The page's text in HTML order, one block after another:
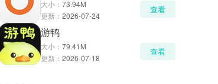
大小： 73.94M
更新： 2026-07-24
查看
游鸭
大小： 79.41M
更新： 2026-07-18
查看